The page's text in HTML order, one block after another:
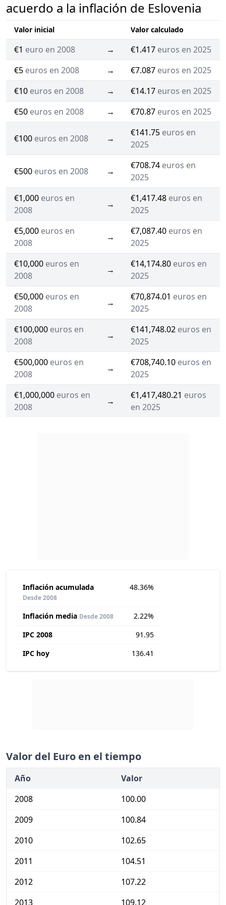
acuerdo a la inflación de Eslovenia
Valor inicial Valor calculado
€1 euro en 2008 → €1.417 euros en 2025
€5 euros en 2008 → €7.087 euros en 2025
€10 euros en 2008 → €14.17 euros en 2025
€50 euros en 2008 → €70.87 euros en 2025
€100 euros en 2008 →
€141.75 euros en
2025
€500 euros en 2008 →
€708.74 euros en
2025
€1,000 euros en
2008
→
€1,417.48 euros en
2025
€5,000 euros en
2008
→
€7,087.40 euros en
2025
€10,000 euros en
2008
→
€14,174.80 euros en
2025
€50,000 euros en
2008
→
€70,874.01 euros en
2025
€100,000 euros en
2008
→
€141,748.02 euros en
2025
€500,000 euros en
2008
→
€708,740.10 euros en
2025
€1,000,000 euros en
2008
→
€1,417,480.21 euros
en 2025
Inflación acumulada
Desde 2008
48.36%
Inflación media Desde 2008
2.22%
IPC 2008
91.95
IPC hoy
136.41
Valor del Euro en el tiempo
Año
Valor
2008
100.00
2009
100.84
2010
102.65
2011
104.51
2012
107.22
2013
109.12